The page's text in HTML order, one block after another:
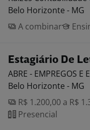
Belo Horizonte - MG
A combinar
Estagiário De
ABRE - EMPREGOS E
Belo Horizonte - MG
R$ 1.200,00 a R$
Presencial